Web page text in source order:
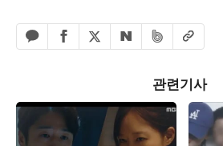
카카오톡 공유하기
페이스북 공유하기
엑스 공유하기
네이버 공유하기
밴드 공유하기
URL복사
관련기사